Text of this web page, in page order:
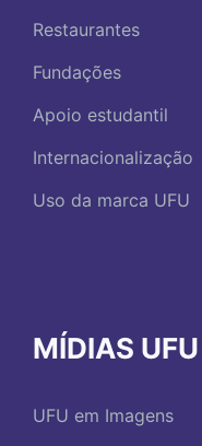
Restaurantes
Fundações
Apoio estudantil
Internacionalização
Uso da marca UFU
MÍDIAS UFU
UFU em Imagens